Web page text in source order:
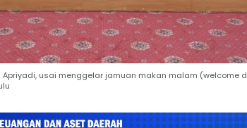
Apriyadi, usai menggelar jamuan makan malam (welcome